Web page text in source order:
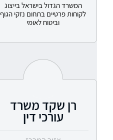
המשרד הגדול בישראל בייצוג
לקוחות פרטיים בתחום נזקי הגוף
וביטוח לאומי
רן שקד משרד
עורכי דין